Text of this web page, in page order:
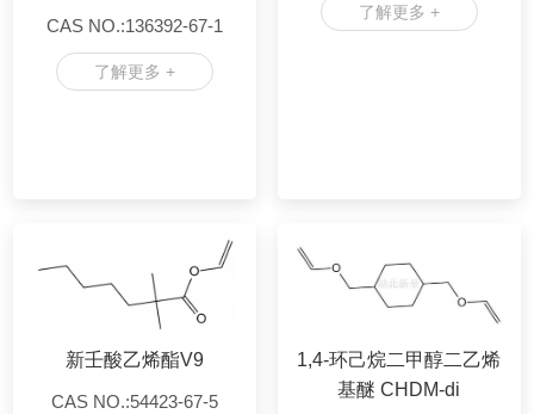
CAS NO.:136392-67-1
了解更多 +
了解更多 +
新壬酸乙烯酯V9
CAS NO.:54423-67-5
1,4-环己烷二甲醇二乙烯
基醚 CHDM-di